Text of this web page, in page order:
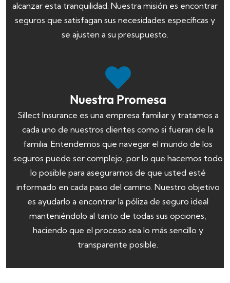
alcanzar esta tranquilidad. Nuestra misión es encontrar
seguros que satisfagan sus necesidades específicas y
se ajusten a su presupuesto.
Nuestra Promesa
Sillect Insurance es una empresa familiar y tratamos a
cada uno de nuestros clientes como si fueran de la
familia. Entendemos que navegar el mundo de los
seguros puede ser complejo, por lo que hacemos todo
lo posible para asegurarnos de que usted esté
informado en cada paso del camino. Nuestro objetivo
es ayudarlo a encontrar la póliza de seguro ideal
manteniéndolo al tanto de todas sus opciones,
haciendo que el proceso sea lo más sencillo y
transparente posible.